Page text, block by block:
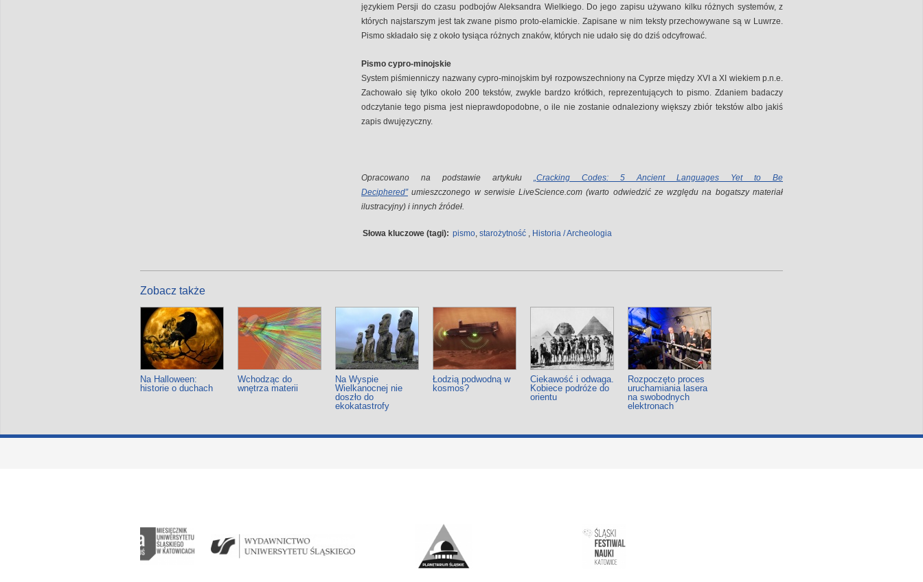
językiem Persji do czasu podbojów Aleksandra Wielkiego. Do jego zapisu używano kilku różnych systemów, z
których najstarszym jest tak zwane pismo proto-elamickie. Zapisane w nim teksty przechowywane są w Luwrze.
Pismo składało się z około tysiąca różnych znaków, których nie udało się do dziś odcyfrować.
Pismo cypro-minojskie
System piśmienniczy nazwany cypro-minojskim był rozpowszechniony na Cyprze między XVI a XI wiekiem p.n.e.
Zachowało się tylko około 200 tekstów, zwykle bardzo krótkich, reprezentujących to pismo. Zdaniem badaczy
odczytanie tego pisma jest nieprawdopodobne, o ile nie zostanie odnaleziony większy zbiór tekstów albo jakiś
zapis dwujęzyczny.
Opracowano na podstawie artykułu
„Cracking Codes: 5 Ancient Languages Yet to Be
Deciphered”umieszczonego w serwisie LiveScience.com (warto odwiedzić ze względu na bogatszy materiał
ilustracyjny) i innych źródeł.
Słowa kluczowe (tagi): pismo starożytność Historia / Archeologia
Zobacz także
Na Halloween:
historie o duchach
Wchodząc do
wnętrza materii
Na Wyspie
Wielkanocnej nie
doszło do
ekokatastrofy
Łodzią podwodną w
kosmos?
Ciekawość i odwaga.
Kobiece podróże do
orientu
Rozpoczęto proces
uruchamiania lasera
na swobodnych
elektronach